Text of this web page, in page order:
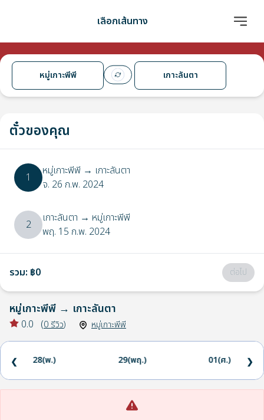
เลือกเส้นทาง
หมู่เกาะพีพี เกาะลันตา
ตั๋วของคุณ
1 หมู่เกาะพีพี → เกาะลันตา
จ. 26 ก.พ. 2024
2 เกาะลันตา → หมู่เกาะพีพี
พฤ. 15 ก.พ. 2024
รวม: ฿0 ต่อไป
หมู่เกาะพีพี → เกาะลันตา
0.0 (0 รีวิว) หมู่เกาะพีพี
28(พ.) 29(พฤ.) 01(ศ.)
❮ ❯